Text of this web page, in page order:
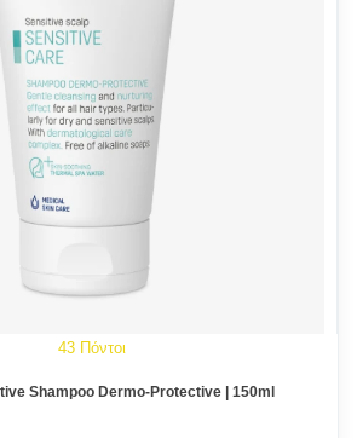
43 Πόντοι
Shampoo Dermo-Protective | 150ml